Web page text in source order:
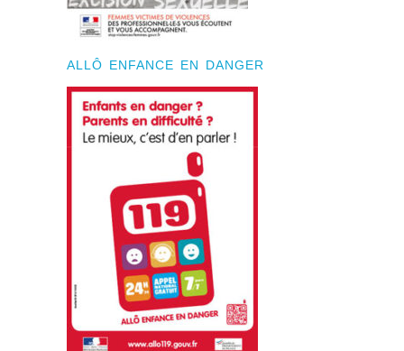
ALLÔ ENFANCE EN DANGER